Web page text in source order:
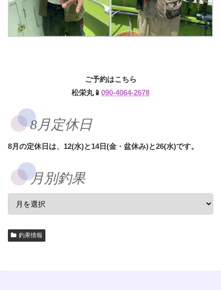
ご予約はこちら
松栄丸📱 090-4064-2678
8月定休日
8月の定休日は、12(水)と14日(金・盆休み)と26(水)です。
月別釣果
釣果情報